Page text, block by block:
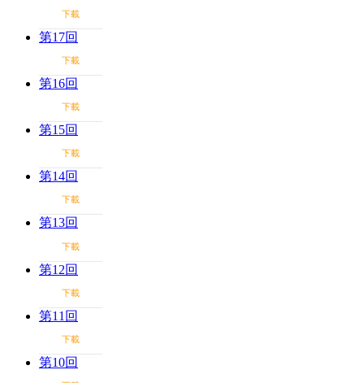
下載
第17回
下載
第16回
下載
第15回
下載
第14回
下載
第13回
下載
第12回
下載
第11回
下載
第10回